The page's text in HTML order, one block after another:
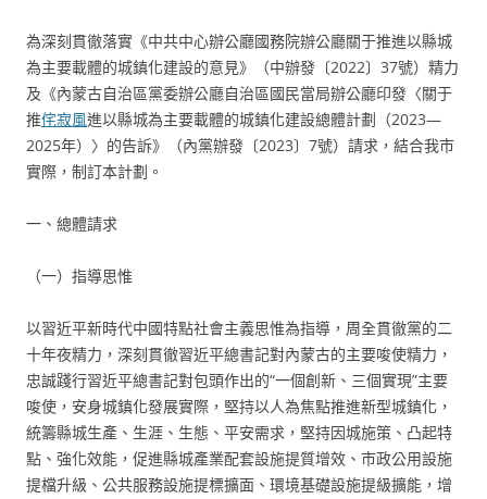
為深刻貫徹落實《中共中心辦公廳國務院辦公廳關于推進以縣城
為主要載體的城鎮化建設的意見》（中辦發〔2022〕37號）精力
及《內蒙古自治區黨委辦公廳自治區國民當局辦公廳印發〈關于
推侘寂風進以縣城為主要載體的城鎮化建設總體計劃（2023—
2025年）〉的告訴》（內黨辦發〔2023〕7號）請求，結合我市
實際，制訂本計劃。
一、總體請求
（一）指導思惟
以習近平新時代中國特點社會主義思惟為指導，周全貫徹黨的二
十年夜精力，深刻貫徹習近平總書記對內蒙古的主要唆使精力，
忠誠踐行習近平總書記對包頭作出的“一個創新、三個實現”主要
唆使，安身城鎮化發展實際，堅持以人為焦點推進新型城鎮化，
統籌縣城生產、生涯、生態、平安需求，堅持因城施策、凸起特
點、強化效能，促進縣城產業配套設施提質增效、市政公用設施
提檔升級、公共服務設施提標擴面、環境基礎設施提級擴能，增